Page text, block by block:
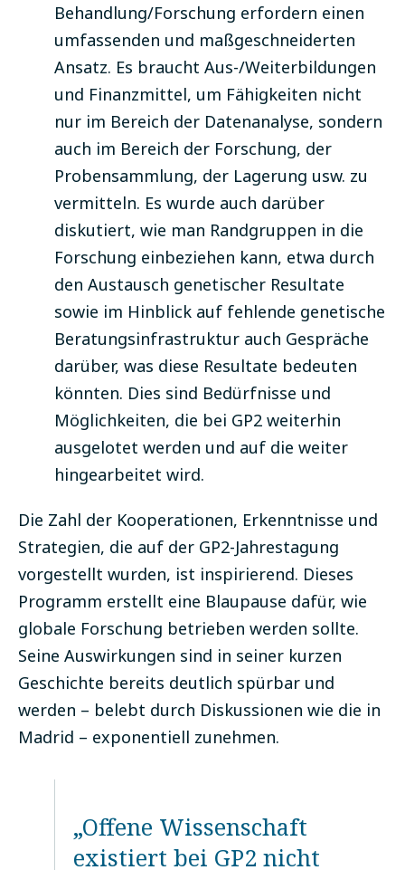
Behandlung/Forschung erfordern einen
umfassenden und maßgeschneiderten
Ansatz. Es braucht Aus-/Weiterbildungen
und Finanzmittel, um Fähigkeiten nicht
nur im Bereich der Datenanalyse, sondern
auch im Bereich der Forschung, der
Probensammlung, der Lagerung usw. zu
vermitteln. Es wurde auch darüber
diskutiert, wie man Randgruppen in die
Forschung einbeziehen kann, etwa durch
den Austausch genetischer Resultate
sowie im Hinblick auf fehlende genetische
Beratungsinfrastruktur auch Gespräche
darüber, was diese Resultate bedeuten
könnten. Dies sind Bedürfnisse und
Möglichkeiten, die bei GP2 weiterhin
ausgelotet werden und auf die weiter
hingearbeitet wird.
Die Zahl der Kooperationen, Erkenntnisse und
Strategien, die auf der GP2-Jahrestagung
vorgestellt wurden, ist inspirierend. Dieses
Programm erstellt eine Blaupause dafür, wie
globale Forschung betrieben werden sollte.
Seine Auswirkungen sind in seiner kurzen
Geschichte bereits deutlich spürbar und
werden – belebt durch Diskussionen wie die in
Madrid – exponentiell zunehmen.
„Offene Wissenschaft
existiert bei GP2 nicht